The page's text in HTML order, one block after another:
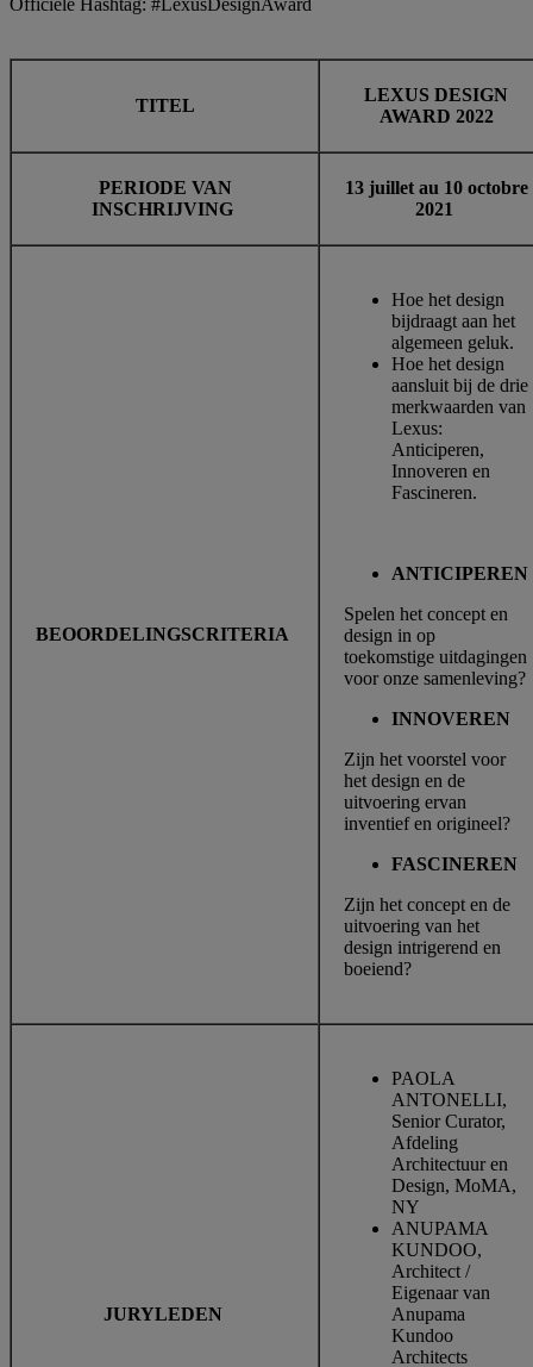
Officiële Hashtag: #LexusDesignAward
TITEL
LEXUS DESIGN
AWARD 2022
PERIODE VAN
INSCHRIJVING
13 juillet au 10 octobre
2021
BEOORDELINGSCRITERIA
Hoe het design
bijdraagt aan het
algemeen geluk.
Hoe het design
aansluit bij de drie
merkwaarden van
Lexus:
Anticiperen,
Innoveren en
Fascineren.
ANTICIPEREN
Spelen het concept en
design in op
toekomstige uitdagingen
voor onze samenleving?
INNOVEREN
Zijn het voorstel voor
het design en de
uitvoering ervan
inventief en origineel?
FASCINEREN
Zijn het concept en de
uitvoering van het
design intrigerend en
boeiend?
JURYLEDEN
PAOLA
ANTONELLI,
Senior Curator,
Afdeling
Architectuur en
Design, MoMA,
NY
ANUPAMA
KUNDOO,
Architect /
Eigenaar van
Anupama
Kundoo
Architects